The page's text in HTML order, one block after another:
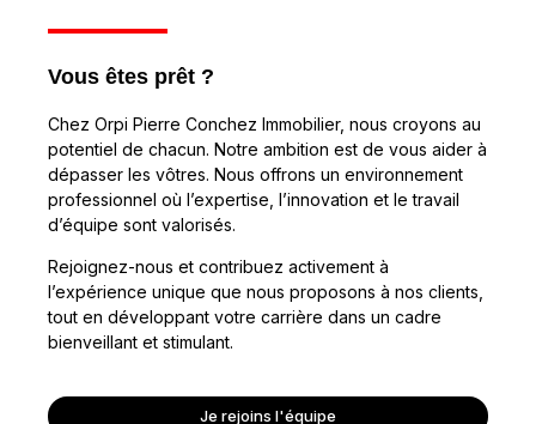
Vous êtes prêt ?
Chez Orpi Pierre Conchez Immobilier, nous croyons au
potentiel de chacun. Notre ambition est de vous aider à
dépasser les vôtres. Nous offrons un environnement
professionnel où l’expertise, l’innovation et le travail
d’équipe sont valorisés.
Rejoignez-nous et contribuez activement à
l’expérience unique que nous proposons à nos clients,
tout en développant votre carrière dans un cadre
bienveillant et stimulant.
Je rejoins l'équipe